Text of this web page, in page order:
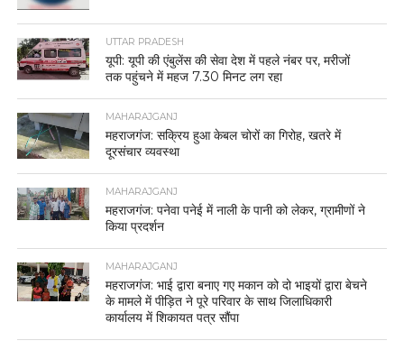
UTTAR PRADESH
यूपी: यूपी की एंबुलेंस की सेवा देश में पहले नंबर पर, मरीजों
तक पहुंचने में महज 7.30 मिनट लग रहा
MAHARAJGANJ
महराजगंज: सक्रिय हुआ केबल चोरों का गिरोह, खतरे में
दूरसंचार व्यवस्था
MAHARAJGANJ
महराजगंज: पनेवा पनेई में नाली के पानी को लेकर, ग्रामीणों ने
किया प्रदर्शन
MAHARAJGANJ
महराजगंज: भाई द्वारा बनाए गए मकान को दो भाइयों द्वारा बेचने
के मामले में पीड़ित ने पूरे परिवार के साथ जिलाधिकारी
कार्यालय में शिकायत पत्र सौंपा